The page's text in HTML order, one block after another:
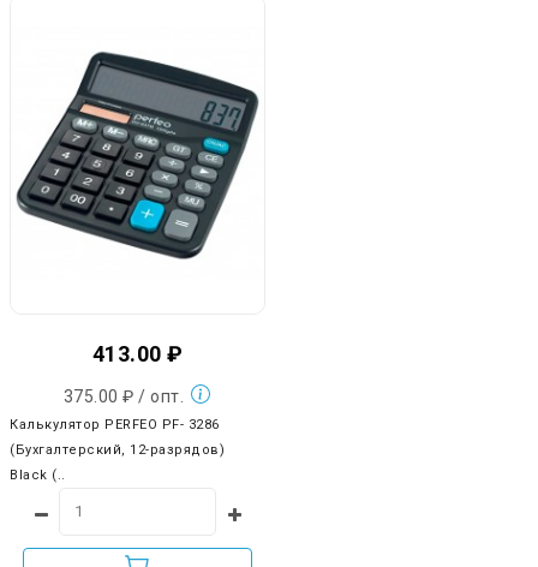
413.00 ₽
375.00 ₽ / опт.
Калькулятор PERFEO PF- 3286
(Бухгалтерский, 12-разрядов)
Black (..